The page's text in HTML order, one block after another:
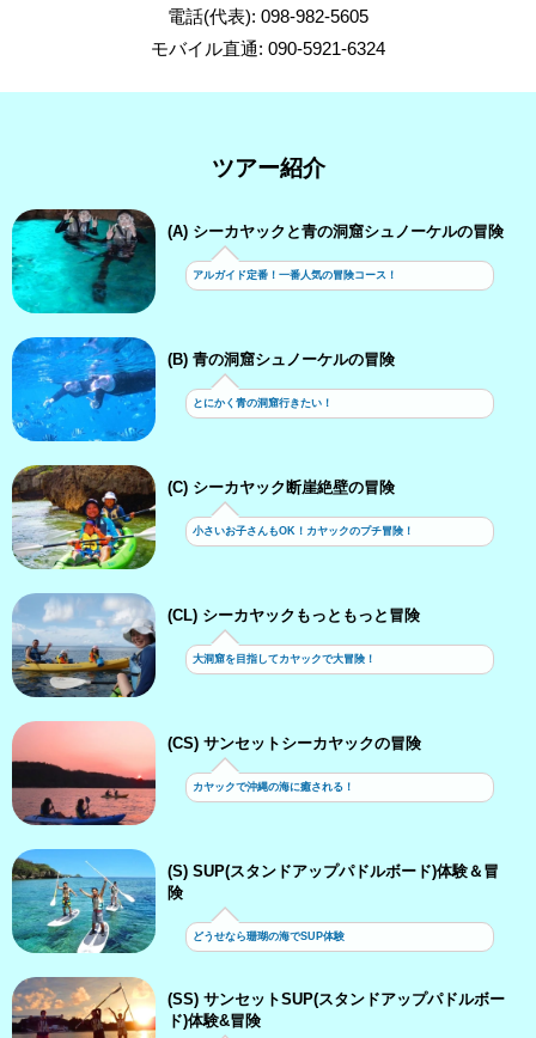
電話(代表): 098-982-5605
モバイル直通: 090-5921-6324
ツアー紹介
(A) シーカヤックと青の洞窟シュノーケルの冒険
アルガイド定番！一番人気の冒険コース！
(B) 青の洞窟シュノーケルの冒険
とにかく青の洞窟行きたい！
(C) シーカヤック断崖絶壁の冒険
小さいお子さんもOK！カヤックのプチ冒険！
(CL) シーカヤックもっともっと冒険
大洞窟を目指してカヤックで大冒険！
(CS) サンセットシーカヤックの冒険
カヤックで沖縄の海に癒される！
(S) SUP(スタンドアップパドルボード)体験＆冒
険
どうせなら珊瑚の海でSUP体験
(SS) サンセットSUP(スタンドアップパドルボー
ド)体験&冒険